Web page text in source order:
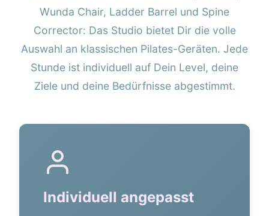
Wunda Chair, Ladder Barrel und Spine
Corrector: Das Studio bietet Dir die volle
Auswahl an klassischen Pilates-Geräten. Jede
Stunde ist individuell auf Dein Level, deine
Ziele und deine Bedürfnisse abgestimmt.
Individuell angepasst